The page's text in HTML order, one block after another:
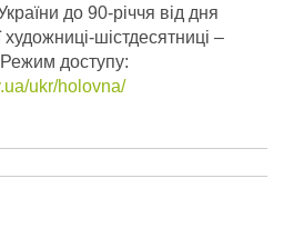
до 90-річчя від дня
шістдесятниці –
доступу:
ukr/holovna/